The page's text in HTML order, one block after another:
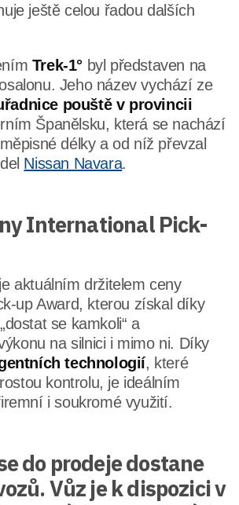
ještě celou řadou dalších
Trek-1° byl představen na
Jeho název vychází ze
pouště v provincii
Španělsku, která se nachází
délky a od níž převzal
Nissan Navara.
International Pick-
aktuálním držitelem ceny
up Award, kterou získal díky
se kamkoli“ a
na silnici i mimo ni. Díky
technologií, které
kontrolu, je ideálním
i soukromé využití.
do prodeje dostane
Vůz je k dispozici v